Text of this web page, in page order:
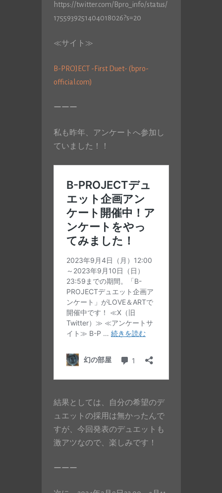
https://twitter.com/Bpro_info/status/
1755939251404018026?s=20
≪サイト≫
B-PROJECT -First Duet- (bpro-
official.com)
ーーー
私も昨年、アンケートへ参加し
ていました！！
結果としては、自分の希望のデ
ュエットの採用は無かったんで
すが、今回発表のデュエットも
激アツなので、楽しみです！
ーーー